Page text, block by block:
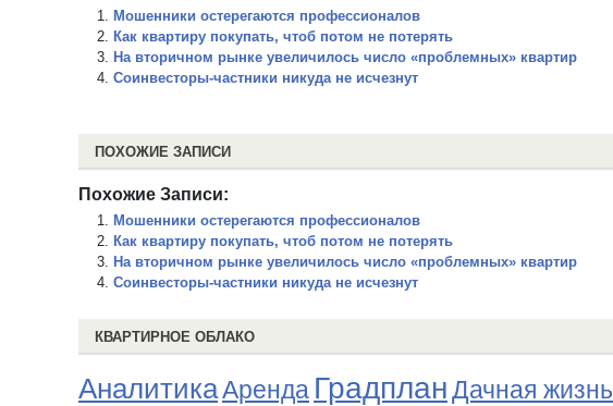
Мошенники остерегаются профессионалов
Как квартиру покупать, чтоб потом не потерять
На вторичном рынке увеличилось число «проблемных» квартир
Соинвесторы-частники никуда не исчезнут
ПОХОЖИЕ ЗАПИСИ
Похожие Записи:
Мошенники остерегаются профессионалов
Как квартиру покупать, чтоб потом не потерять
На вторичном рынке увеличилось число «проблемных» квартир
Соинвесторы-частники никуда не исчезнут
КВАРТИРНОЕ ОБЛАКО
АналитикаАренда ГрадпланДачная жизнь